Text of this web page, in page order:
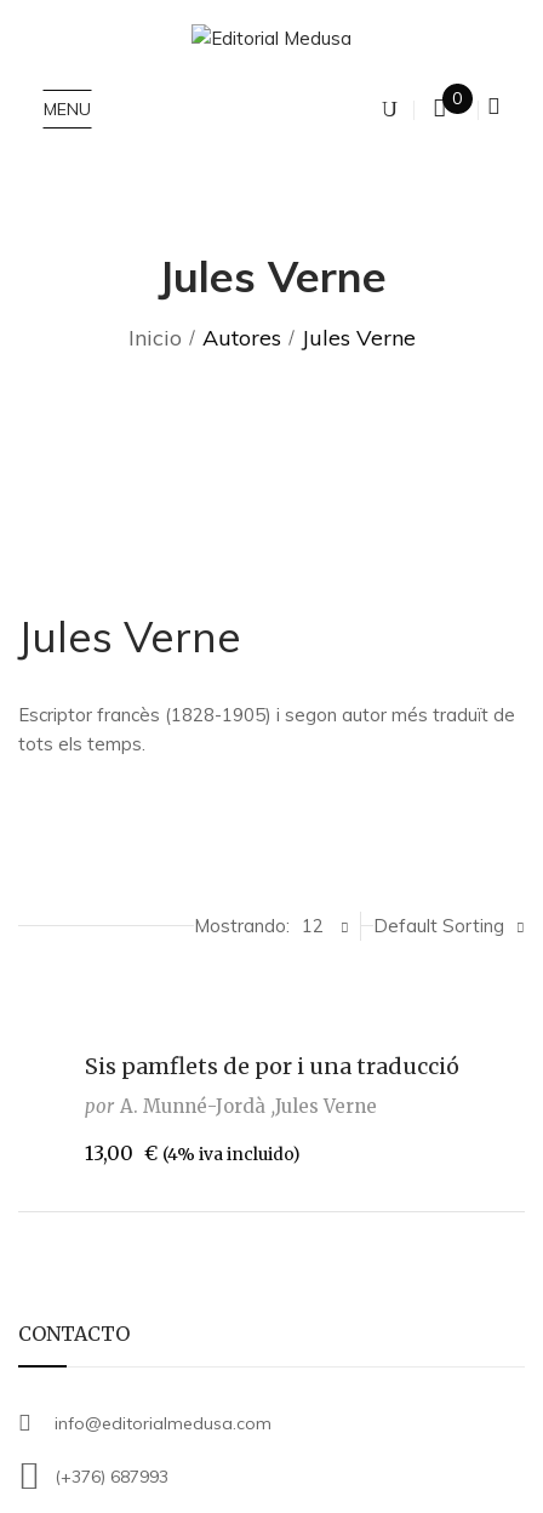
MENU 0
Jules Verne
Inicio Autores Jules Verne
Jules Verne
Escriptor francès (1828-1905) i segon autor més traduït de
tots els temps.
Default Sorting
Mostrando: 12
Sis pamflets de por i una traducció
por A. Munné-Jordà Jules Verne
13,00 € (4% iva incluido)
CONTACTO
info@editorialmedusa.com
(+376) 687993